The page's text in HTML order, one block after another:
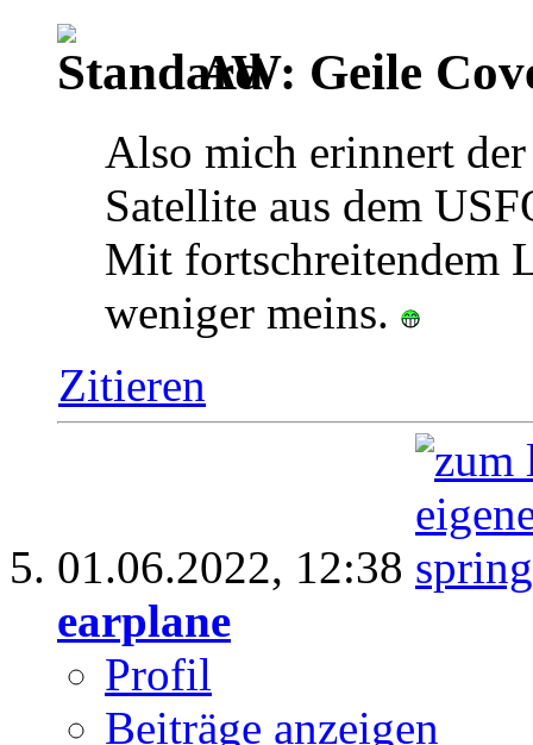
AW: Geile
Also mich erinnert
Satellite aus dem
Mit fortschreitendem
weniger meins.
Zitieren
01.06.2022, 12:38
earplane
Profil
Beiträge anzeigen